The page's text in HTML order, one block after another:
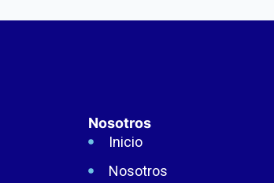
Nosotros
Inicio
Nosotros